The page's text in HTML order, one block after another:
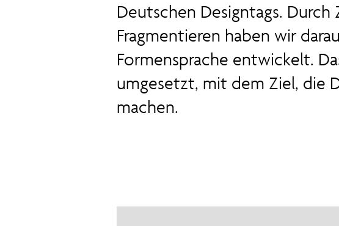
Deutschen Designtags.
Fragmentieren haben wir
Formensprache entwickelt.
umgesetzt, mit dem Ziel, die
machen.